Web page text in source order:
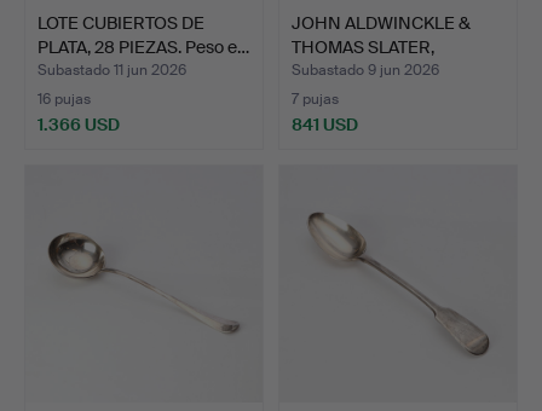
LOTE CUBIERTOS DE
PLATA, 28 PIEZAS. Peso e…
Subastado 11 jun 2026
16 pujas
1.366 USD
JOHN ALDWINCKLE &
THOMAS SLATER,
CAFETERA.…
Subastado 9 jun 2026
7 pujas
841 USD